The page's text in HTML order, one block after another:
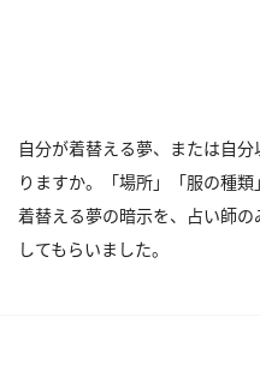
自分が着替える夢、または自
りますか。「場所」「服の種
着替える夢の暗示を、占い師
してもらいました。